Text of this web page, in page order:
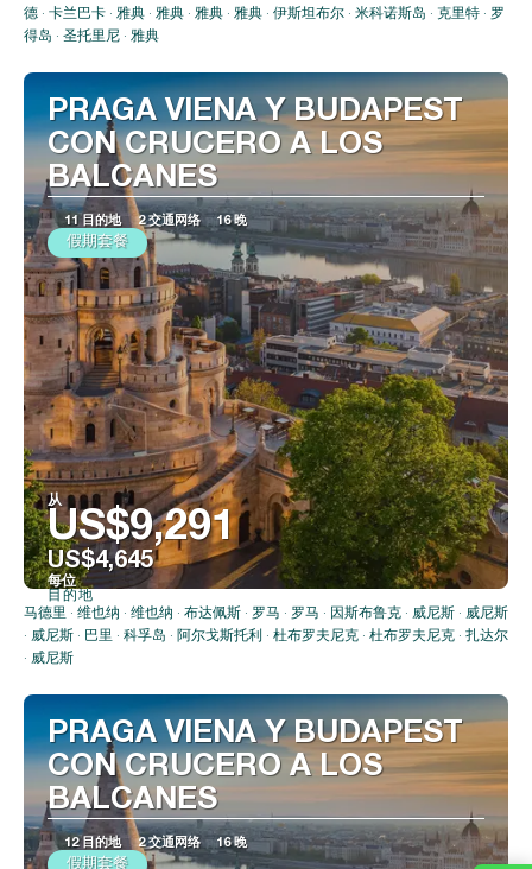
德 · 卡兰巴卡 · 雅典 · 雅典 · 雅典 · 雅典 · 伊斯坦布尔 · 米科诺斯岛 · 克里特 · 罗
得岛 · 圣托里尼 · 雅典
PRAGA VIENA Y BUDAPEST
CON CRUCERO A LOS
BALCANES
11 目的地 2 交通网络 16 晚
假期套餐
从
US$9,291
US$4,645
每位
看到
目的地
马德里 · 维也纳 · 维也纳 · 布达佩斯 · 罗马 · 罗马 · 因斯布鲁克 · 威尼斯 · 威尼斯
· 威尼斯 · 巴里 · 科孚岛 · 阿尔戈斯托利 · 杜布罗夫尼克 · 杜布罗夫尼克 · 扎达尔
· 威尼斯
PRAGA VIENA Y BUDAPEST
CON CRUCERO A LOS
BALCANES
12 目的地 2 交通网络 16 晚
假期套餐